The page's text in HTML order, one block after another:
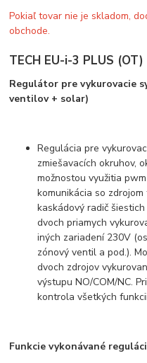
Pokiaľ tovar nie je skladom,
obchode.
TECH EU-i-3 PLUS (OT)
Regulátor pre vykurovacie
ventilov + solar)
Regulácia pre
zmiešavacích okruhov,
možnostou využitia
komunikácia so
kaskádový radič
dvoch priamych
iných zariadení 230V
zónový ventil a pod.).
dvoch zdrojov
výstupu NO/COM/NC.
kontrola všetkých
Funkcie vykonávané